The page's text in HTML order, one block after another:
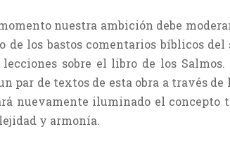
nuestra ambición debe
de los bastos comentarios bíblicos
sobre el libro de los
par de textos de esta obra a través
nuevamente iluminado el concepto
y armonía.